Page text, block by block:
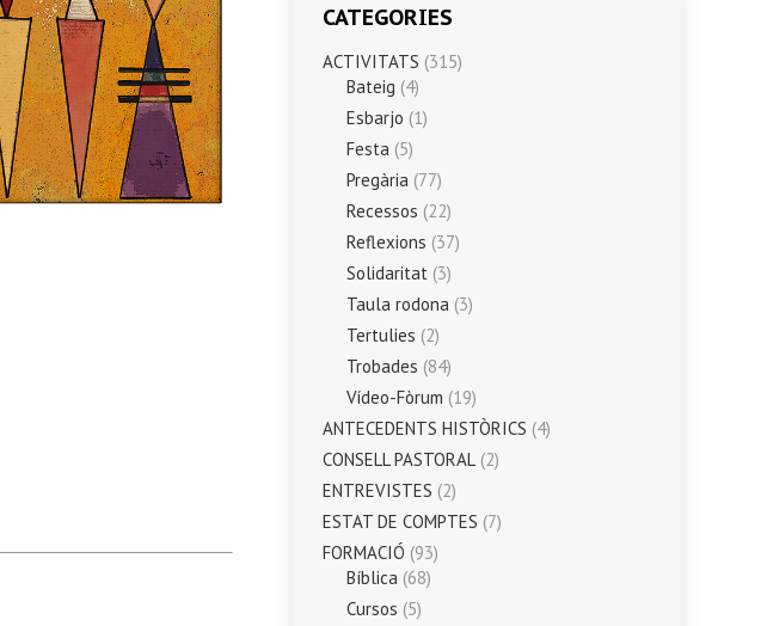
CATEGORIES
ACTIVITATS (315)
Bateig (4)
Esbarjo (1)
Festa (5)
Pregària (77)
Recessos (22)
Reflexions (37)
Solidaritat (3)
Taula rodona (3)
Tertulies (2)
Trobades (84)
Vídeo-Fòrum (19)
ANTECEDENTS HISTÒRICS (4)
CONSELL PASTORAL (2)
ENTREVISTES (2)
ESTAT DE COMPTES (7)
FORMACIÓ (93)
Bíblica (68)
Cursos (5)